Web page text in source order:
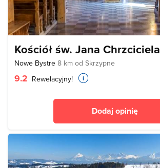
Kościół św. Jana Chrzciciela
Nowe Bystre 8 km od Skrzypne
9.2 Rewelacyjny!
Dodaj opinię